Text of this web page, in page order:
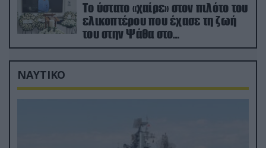
Το ύστατο «χαίρε» στον πιλότο του
ελικοπτέρου που έχασε τη ζωή
του στην Ψάθα στο
αποτεφρωτήριο Ριτσώνας
ΝΑΥΤΙΚΟ